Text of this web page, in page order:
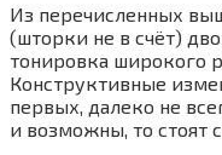
Из перечисленных
(шторки не в счёт)
тонировка широкого
Конструктивные
первых, далеко не
и возможны, то стоят